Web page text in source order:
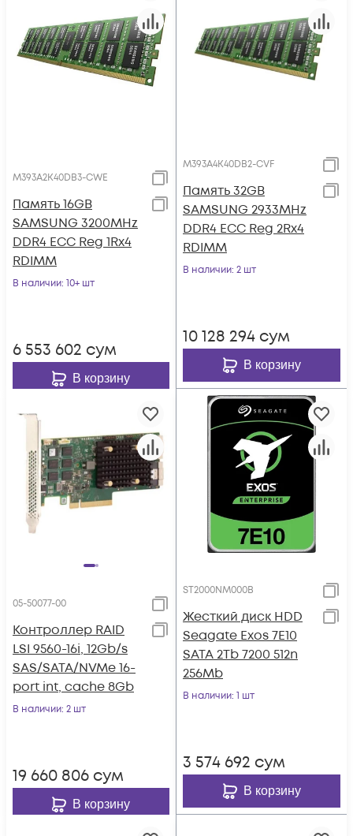
M393A2K40DB3-CWE
Память 16GB
SAMSUNG 3200MHz
DDR4 ECC Reg 1Rx4
RDIMM
В наличии: 10+ шт
6 553 602 сум
В корзину
M393A4K40DB2-CVF
Память 32GB
SAMSUNG 2933MHz
DDR4 ECC Reg 2Rx4
RDIMM
В наличии: 2 шт
10 128 294 сум
В корзину
05-50077-00
Контроллер RAID
LSI 9560-16i, 12Gb/s
SAS/SATA/NVMe 16-
port int, cache 8Gb
В наличии: 2 шт
19 660 806 сум
В корзину
ST2000NM000B
Жесткий диск HDD
Seagate Exos 7E10
SATA 2Tb 7200 512n
256Mb
В наличии: 1 шт
3 574 692 сум
В корзину